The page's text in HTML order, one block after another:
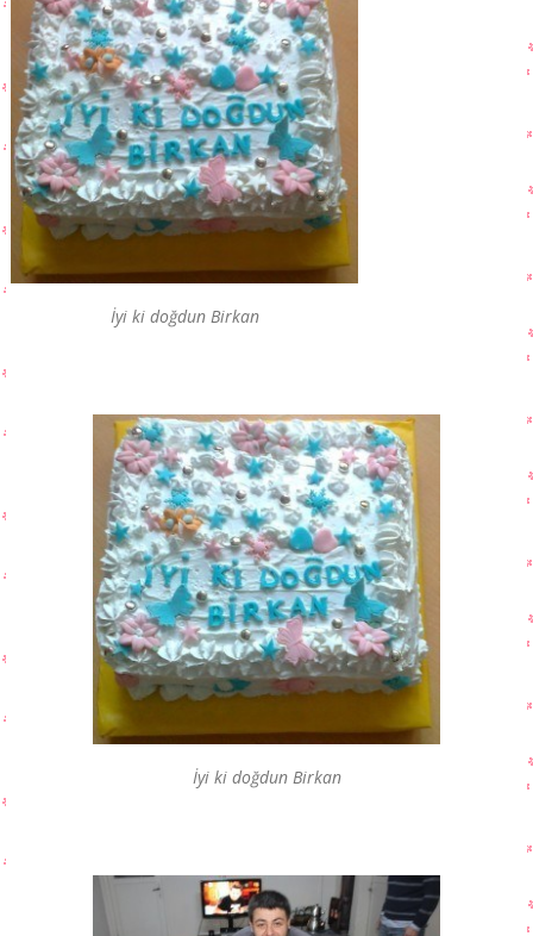
İyi ki doğdun Birkan
İyi ki doğdun Birkan